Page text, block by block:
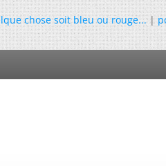
chose soit bleu ou rouge...|